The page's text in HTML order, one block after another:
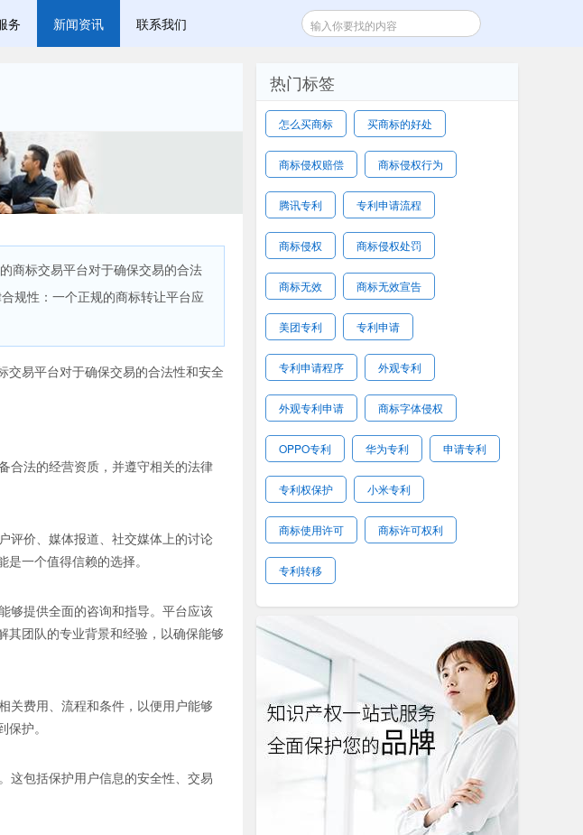
务 新闻资讯 联系我们
商标交易平台对于确保交易的合法
规性：一个正规的商标转让平台应
交易平台对于确保交易的合法性和安全
合法的经营资质，并遵守相关的法律
评价、媒体报道、社交媒体上的讨论
一个值得信赖的选择。
够提供全面的咨询和指导。平台应该
其团队的专业背景和经验，以确保能够
关费用、流程和条件，以便用户能够
护。
这包括保护用户信息的安全性、交易
热门标签
怎么买商标 买商标的好处
商标侵权赔偿 商标侵权行为
腾讯专利 专利申请流程
商标侵权 商标侵权处罚
商标无效 商标无效宣告
美团专利 专利申请
专利申请程序 外观专利
外观专利申请 商标字体侵权
OPPO专利 华为专利 申请专利
专利权保护 小米专利
商标使用许可 商标许可权利
专利转移